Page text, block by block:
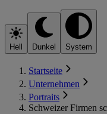
Hell Dunkel System
Startseite
Unternehmen
Portraits
Schweizer Firmen